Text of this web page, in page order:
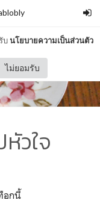
บนโยบายความเป็นส่วนตัว
ไม่ยอมรับ
วใจ
อกนี้